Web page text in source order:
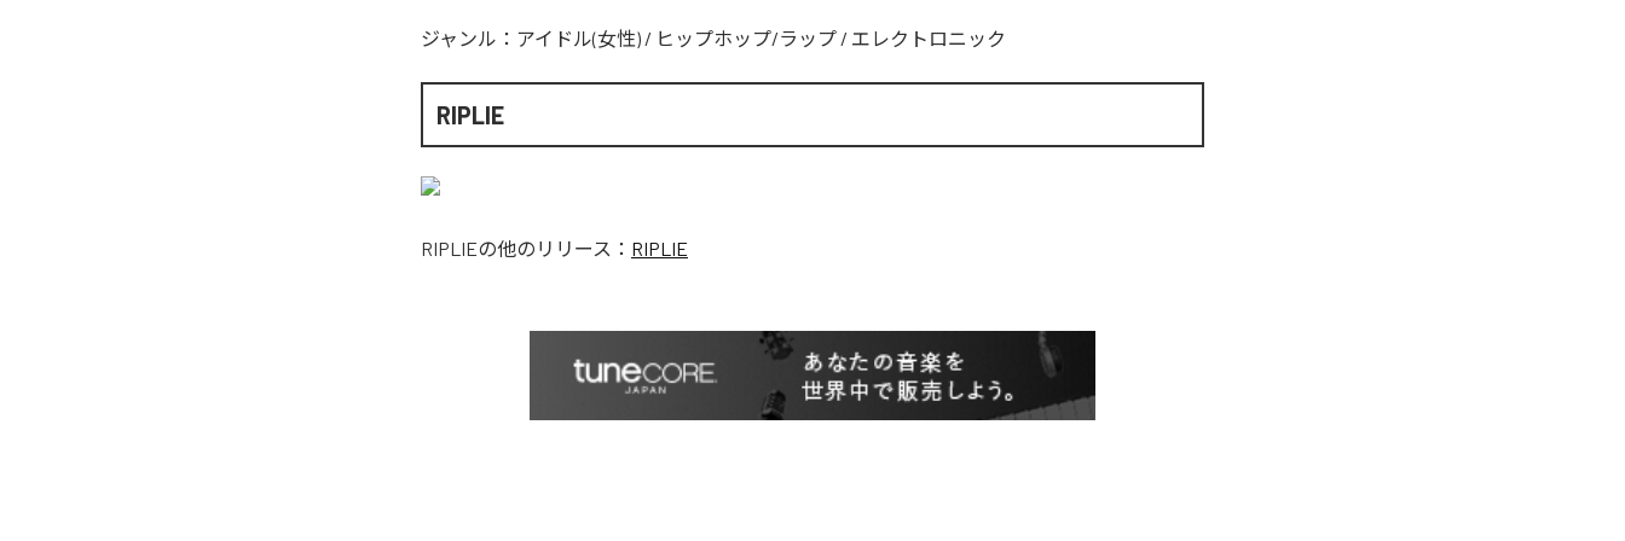
ジャンル： アイドル(女性) / ヒップホップ/ラップ / エレクトロニック
RIPLIE
RIPLIEの他のリリース： RIPLIE